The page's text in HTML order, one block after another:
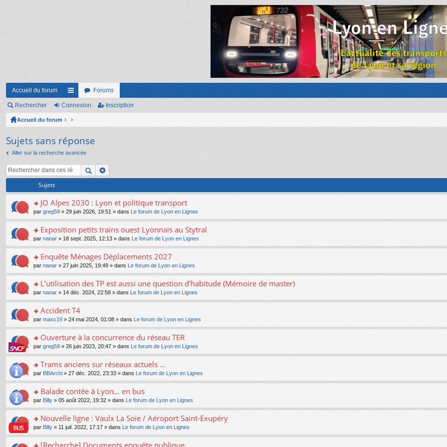
Accueil du forum
ac
co
ci
s
Forums
Rechercher Connexion Inscription
Accueil du forum
Sujets sans réponse
Aller sur la recherche avancée
Sujets
o
n
s
ult
er
le
m
e
s
a
g
e
n
n
le
pl
u
s
ré
c
e
nt
JO Alpes 2030 : Lyon et politique transport
par greg59 » 29 juin 2026, 19:51 » dans Le forum de Lyon en Lignes
o
n
s
ult
er
le
m
e
s
a
g
e
n
n
le
pl
u
s
ré
c
e
nt
Exposition petits trains ouest Lyonnais au Stytral
par nanar » 18 sept. 2025, 12:13 » dans Le forum de Lyon en Lignes
o
n
s
ult
er
le
m
e
s
a
g
e
n
n
le
pl
u
s
ré
c
e
nt
Enquête Ménages Déplacements 2027
par nanar » 27 juin 2025, 19:49 » dans Le forum de Lyon en Lignes
o
n
s
ult
er
le
m
e
s
a
g
e
n
n
le
pl
u
s
L’utilisation des TP est aussi une question d’habitude (Mémoire de master)
par nanar » 14 déc. 2024, 22:58 » dans Le forum de Lyon en Lignes
o
n
s
ult
er
le
m
e
s
a
g
e
n
n
Accident T4
par maxc19 » 24 mai 2024, 01:08 » dans Le forum de Lyon en Lignes
o
n
s
ult
er
le
m
e
s
a
g
e
n
Ouverture à la concurrence du réseau TER
par greg59 » 26 juin 2023, 20:47 » dans Le forum de Lyon en Lignes
o
n
s
ult
er
le
m
e
s
Trams anciens sur réseaux actuels ...
par BBArchi » 27 déc. 2022, 23:33 » dans Le forum de Lyon en Lignes
o
n
s
ult
er
le
m
Balade contée à Lyon... en bus
par Billy » 05 août 2022, 19:32 » dans Le forum de Lyon en Lignes
o
n
s
Nouvelle ligne : Vaulx La Soie / Aéroport Saint-Exupéry
par Billy » 11 juil. 2022, 17:17 » dans Le forum de Lyon en Lignes